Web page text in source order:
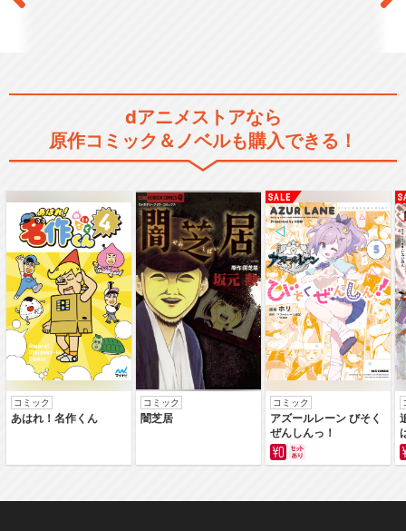
dアニメストアなら
原作コミック＆ノベルも購入できる！
コミック
あはれ！名作くん
コミック
闇芝居
コミック
アズールレーン びそく
ぜんしんっ！